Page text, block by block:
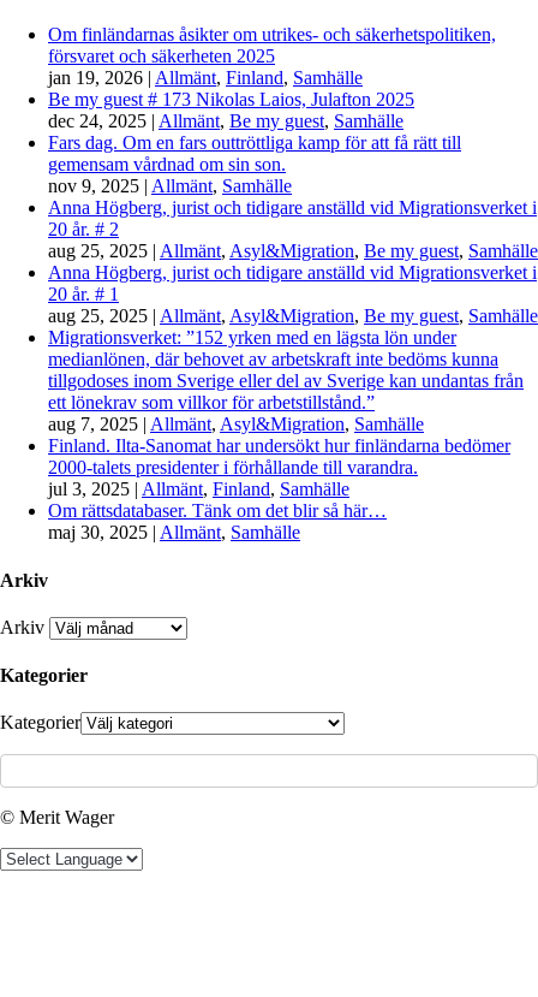
Om finländarnas åsikter om utrikes- och säkerhetspolitiken,
försvaret och säkerheten 2025
jan 19, 2026 | Allmänt, Finland, Samhälle
Be my guest # 173 Nikolas Laios, Julafton 2025
dec 24, 2025 | Allmänt, Be my guest, Samhälle
Fars dag. Om en fars outtröttliga kamp för att få rätt till
gemensam vårdnad om sin son.
nov 9, 2025 | Allmänt, Samhälle
Anna Högberg, jurist och tidigare anställd vid Migrationsverket i
20 år. # 2
aug 25, 2025 | Allmänt, Asyl&Migration, Be my guest, Samhälle
Anna Högberg, jurist och tidigare anställd vid Migrationsverket i
20 år. # 1
aug 25, 2025 | Allmänt, Asyl&Migration, Be my guest, Samhälle
Migrationsverket: ”152 yrken med en lägsta lön under
medianlönen, där behovet av arbetskraft inte bedöms kunna
tillgodoses inom Sverige eller del av Sverige kan undantas från
ett lönekrav som villkor för arbetstillstånd.”
aug 7, 2025 | Allmänt, Asyl&Migration, Samhälle
Finland. Ilta-Sanomat har undersökt hur finländarna bedömer
2000-talets presidenter i förhållande till varandra.
jul 3, 2025 | Allmänt, Finland, Samhälle
Om rättsdatabaser. Tänk om det blir så här…
maj 30, 2025 | Allmänt, Samhälle
Arkiv
Arkiv
Kategorier
Kategorier
© Merit Wager